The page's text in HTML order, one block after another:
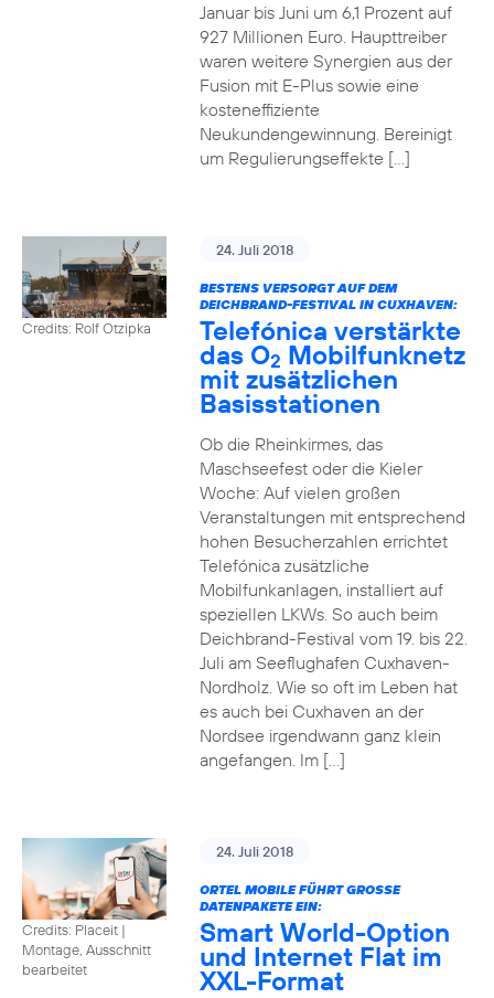
Januar bis Juni um 6,1 Prozent auf
927 Millionen Euro. Haupttreiber
waren weitere Synergien aus der
Fusion mit E-Plus sowie eine
kosteneffiziente
Neukundengewinnung. Bereinigt
um Regulierungseffekte […]
Credits: Rolf Otzipka
24. Juli 2018
BESTENS VERSORGT AUF DEM
DEICHBRAND-FESTIVAL IN CUXHAVEN:
Telefónica verstärkte
das O2 Mobilfunknetz
mit zusätzlichen
Basisstationen
Ob die Rheinkirmes, das
Maschseefest oder die Kieler
Woche: Auf vielen großen
Veranstaltungen mit entsprechend
hohen Besucherzahlen errichtet
Telefónica zusätzliche
Mobilfunkanlagen, installiert auf
speziellen LKWs. So auch beim
Deichbrand-Festival vom 19. bis 22.
Juli am Seeflughafen Cuxhaven-
Nordholz. Wie so oft im Leben hat
es auch bei Cuxhaven an der
Nordsee irgendwann ganz klein
angefangen. Im […]
Credits: Placeit |
Montage, Ausschnitt
bearbeitet
24. Juli 2018
ORTEL MOBILE FÜHRT GROSSE D
ATENPAKETE EIN:
Smart World-Option
und Internet Flat im
XXL-Format